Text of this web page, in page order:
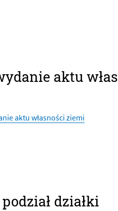
aktu
aktu własności ziemi
działki